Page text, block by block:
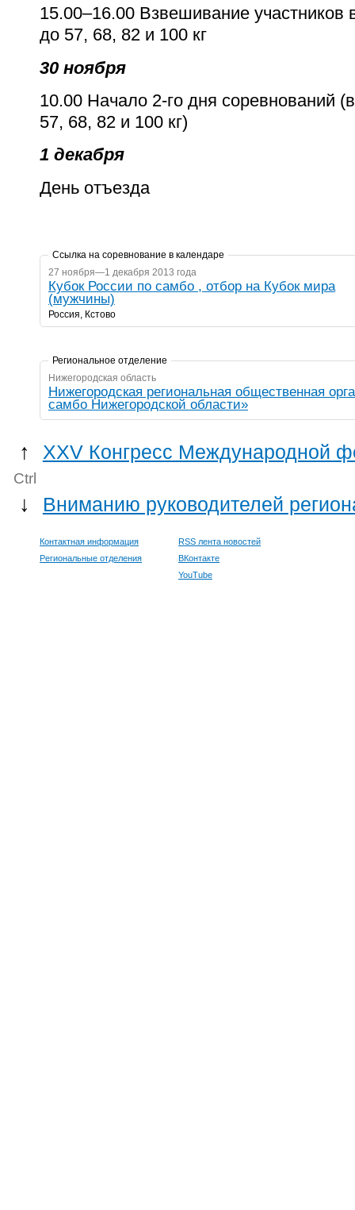
15.00–16.00 Взвешивание участников
до 57, 68, 82 и 100 кг
30 ноября
10.00 Начало 2-го дня соревнований
57, 68, 82 и 100 кг)
1 декабря
День отъезда
Ссылка на соревнование в календаре
27 ноября—1 декабря 2013 года
Кубок России по самбо , отбор на Кубок мира
(мужчины)
Россия, Кстово
Региональное отделение
Нижегородская область
Нижегородская региональная общественная
самбо Нижегородской области»
↑ XXV Конгресс Международной
Ctrl
↓ Вниманию руководителей
Контактная информация
Региональные отделения
RSS лента новостей
ВКонтакте
YouTube